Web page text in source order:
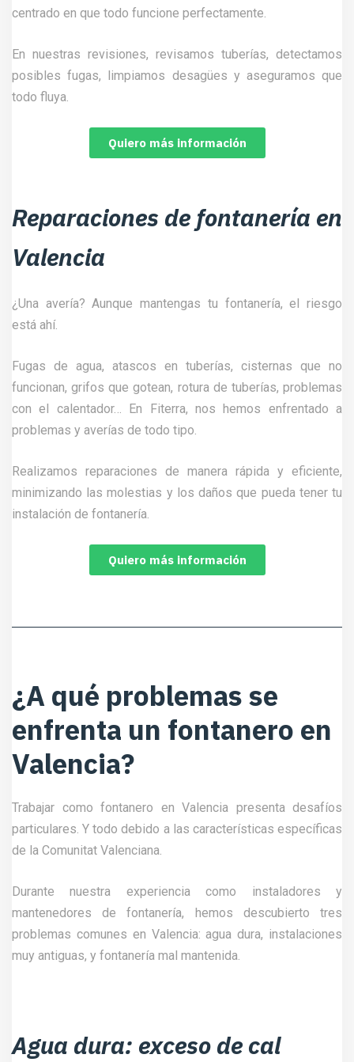
centrado en que todo funcione perfectamente.
En nuestras revisiones, revisamos tuberías, detectamos
posibles fugas, limpiamos desagües y aseguramos que
todo fluya.
Quiero más información
Reparaciones de fontanería en
Valencia
¿Una avería? Aunque mantengas tu fontanería, el riesgo
está ahí.
Fugas de agua, atascos en tuberías, cisternas que no
funcionan, grifos que gotean, rotura de tuberías, problemas
con el calentador… En Fiterra, nos hemos enfrentado a
problemas y averías de todo tipo.
Realizamos reparaciones de manera rápida y eficiente,
minimizando las molestias y los daños que pueda tener tu
instalación de fontanería.
Quiero más información
¿A qué problemas se
enfrenta un fontanero en
Valencia?
Trabajar como fontanero en Valencia presenta desafíos
particulares. Y todo debido a las características específicas
de la Comunitat Valenciana.
Durante nuestra experiencia como instaladores y
mantenedores de fontanería, hemos descubierto tres
problemas comunes en Valencia: agua dura, instalaciones
muy antiguas, y fontanería mal mantenida.
Agua dura: exceso de cal